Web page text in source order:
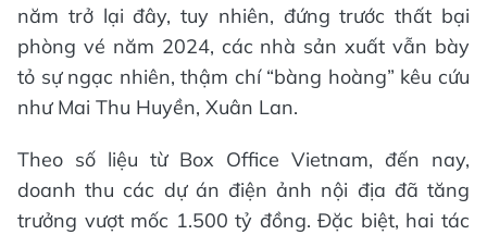
năm trở lại đây, tuy nhiên, đứng trước thất bại
phòng vé năm 2024, các nhà sản xuất vẫn bày
tỏ sự ngạc nhiên, thậm chí “bàng hoàng” kêu cứu
như Mai Thu Huyền, Xuân Lan.
Theo số liệu từ Box Office Vietnam, đến nay,
doanh thu các dự án điện ảnh nội địa đã tăng
trưởng vượt mốc 1.500 tỷ đồng. Đặc biệt, hai tác